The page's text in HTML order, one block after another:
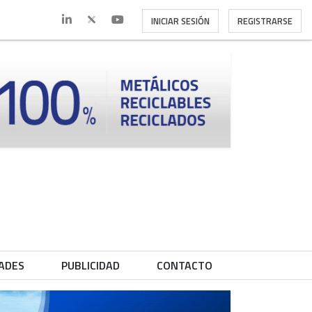
INICIAR SESIÓN REGISTRARSE
PUBLICIDAD CONTACTO